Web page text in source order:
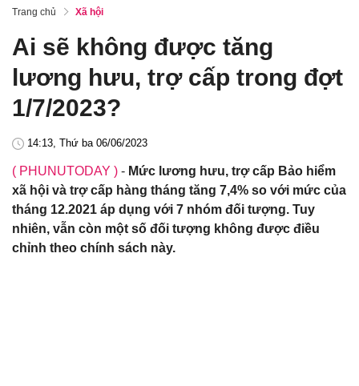
Trang chủ Xã hội
Ai sẽ không được tăng
lương hưu, trợ cấp trong đợt
1/7/2023?
14:13, Thứ ba 06/06/2023
( PHUNUTODAY ) - Mức lương hưu, trợ cấp Bảo hiểm
xã hội và trợ cấp hàng tháng tăng 7,4% so với mức của
tháng 12.2021 áp dụng với 7 nhóm đối tượng. Tuy
nhiên, vẫn còn một số đối tượng không được điều
chỉnh theo chính sách này.